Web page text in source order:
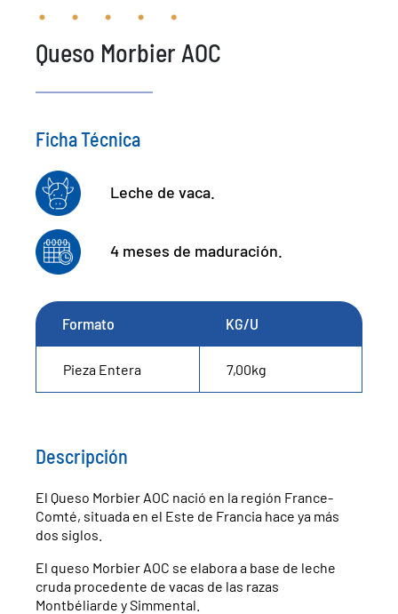
Queso Morbier AOC
Ficha Técnica
Leche de vaca.
4 meses de maduración.
Formato KG/U
Pieza Entera 7,00kg
Descripción
El Queso Morbier AOC nació en la región France-
Comté, situada en el Este de Francia hace ya más
dos siglos.
El queso Morbier AOC se elabora a base de leche
cruda procedente de vacas de las razas
Montbéliarde y Simmental.